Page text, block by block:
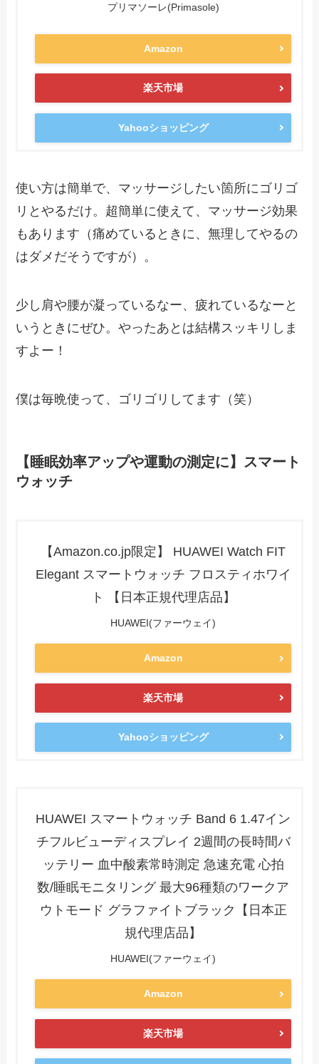
プリマソーレ(Primasole)
Amazon
楽天市場
Yahooショッピング
使い方は簡単で、マッサージしたい箇所にゴリゴ
リとやるだけ。超簡単に使えて、マッサージ効果
もあります（痛めているときに、無理してやるの
はダメだそうですが）。
少し肩や腰が凝っているなー、疲れているなーと
いうときにぜひ。やったあとは結構スッキリしま
すよー！
僕は毎晩使って、ゴリゴリしてます（笑）
【睡眠効率アップや運動の測定に】スマート
ウォッチ
【Amazon.co.jp限定】 HUAWEI Watch FIT
Elegant スマートウォッチ フロスティホワイ
ト 【日本正規代理店品】
HUAWEI(ファーウェイ)
Amazon
楽天市場
Yahooショッピング
HUAWEI スマートウォッチ Band 6 1.47イン
チフルビューディスプレイ 2週間の長時間バ
ッテリー 血中酸素常時測定 急速充電 心拍
数/睡眠モニタリング 最大96種類のワークア
ウトモード グラファイトブラック【日本正
規代理店品】
HUAWEI(ファーウェイ)
Amazon
楽天市場